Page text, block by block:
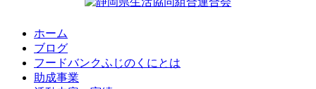
ホーム
ブログ
フードバンクふじのくにとは
助成事業